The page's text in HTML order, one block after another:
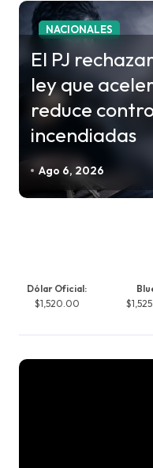
NACIONALES
El PJ
ley que
reduce
incendiadas
Ago 6, 2026
Dólar Oficial:
$1,520.00